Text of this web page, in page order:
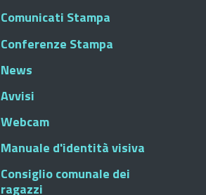
Comunicati Stampa
Conferenze Stampa
News
Avvisi
Webcam
Manuale d'identità visiva
Consiglio comunale dei
ragazzi